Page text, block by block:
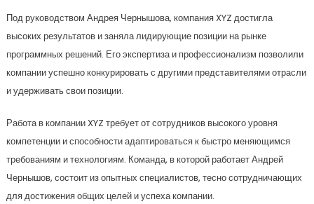
Под руководством Андрея Чернышова, компания XYZ достигла
высоких результатов и заняла лидирующие позиции на рынке
программных решений. Его экспертиза и профессионализм позволили
компании успешно конкурировать с другими представителями отрасли
и удерживать свои позиции.
Работа в компании XYZ требует от сотрудников высокого уровня
компетенции и способности адаптироваться к быстро меняющимся
требованиям и технологиям. Команда, в которой работает Андрей
Чернышов, состоит из опытных специалистов, тесно сотрудничающих
для достижения общих целей и успеха компании.